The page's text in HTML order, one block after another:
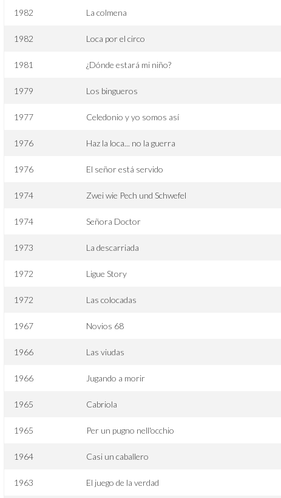
1982 La colmena
1982 Loca por el circo
1981 ¿Dónde estará mi niño?
1979 Los bingueros
1977 Celedonio y yo somos así
1976 Haz la loca... no la guerra
1976 El señor está servido
1974 Zwei wie Pech und Schwefel
1974 Señora Doctor
1973 La descarriada
1972 Ligue Story
1972 Las colocadas
1967 Novios 68
1966 Las viudas
1966 Jugando a morir
1965 Cabriola
1965 Per un pugno nell'occhio
1964 Casi un caballero
1963 El juego de la verdad